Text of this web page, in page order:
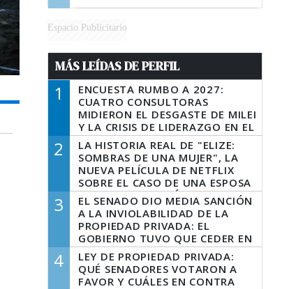
Espacio Publicitario
MÁS LEÍDAS DE PERFIL
1
ENCUESTA RUMBO A 2027:
CUATRO CONSULTORAS
MIDIERON EL DESGASTE DE MILEI
Y LA CRISIS DE LIDERAZGO EN EL
PERONISMO
2
LA HISTORIA REAL DE "ELIZE:
SOMBRAS DE UNA MUJER", LA
NUEVA PELÍCULA DE NETFLIX
SOBRE EL CASO DE UNA ESPOSA
QUE DESCUARTIZÓ A SU
MARIDO
3
EL SENADO DIO MEDIA SANCIÓN
A LA INVIOLABILIDAD DE LA
PROPIEDAD PRIVADA: EL
GOBIERNO TUVO QUE CEDER EN
LA LEY DEL MANEJO DEL FUEGO
4
LEY DE PROPIEDAD PRIVADA:
QUÉ SENADORES VOTARON A
FAVOR Y CUÁLES EN CONTRA